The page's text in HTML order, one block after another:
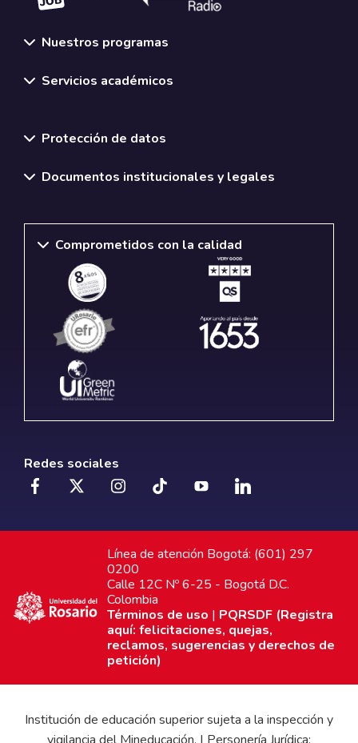
Nuestros programas
Servicios académicos
Protección de datos
Documentos institucionales y legales
Comprometidos con la calidad
Redes sociales
Línea de atención Bogotá: (601) 297
0200
Calle 12C Nº 6-25 - Bogotá D.C.
Colombia
Términos de uso | PQRSDF (Registra
aquí: felicitaciones, quejas,
reclamos, sugerencias y derechos de
petición)
Institución de educación superior sujeta a la inspección y